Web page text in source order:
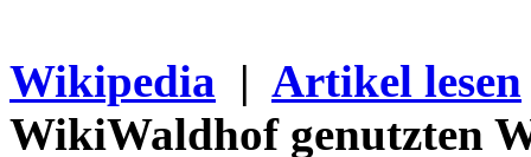
Wikipedia | Artikel lesen
WikiWaldhof genutzten